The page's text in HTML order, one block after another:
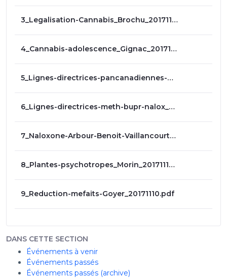
3_Legalisation-Cannabis_Brochu_20171110.pdf
4_Cannabis-adolescence_Gignac_20171110.pdf
5_Lignes-directrices-pancanadiennes-CRISM_Bruneau_20171110.pdf
6_Lignes-directrices-meth-bupr-nalox_Barbeau_20171110.pdf
7_Naloxone-Arbour-Benoit-Vaillancourt_20171110.pdf
8_Plantes-psychotropes_Morin_20171110.pdf
9_Reduction-mefaits-Goyer_20171110.pdf
DANS CETTE SECTION
Événements à venir
Événements passés
Événements passés (archive)